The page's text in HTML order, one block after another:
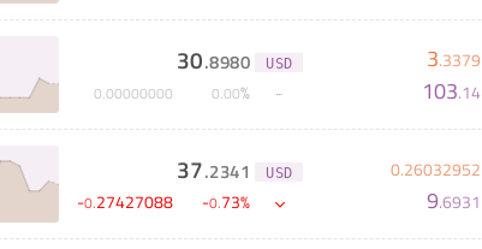
30.8980 USD
0.00000000 0.00%
3.3379
103.14
37.2341 USD
-0.27427088 -0.73%
0.26032952
9.6931